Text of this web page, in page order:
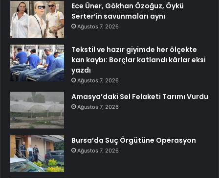
Ece Üner, Gökhan Özoğuz, Öykü
Serter’in savunmaları aynı
Ağustos 7, 2026
Tekstil ve hazır giyimde her ölçekte
kan kaybı: Borçlar katlandı kârlar eksi
yazdı
Ağustos 7, 2026
Amasya’daki Sel Felaketi Tarımı Vurdu
Ağustos 7, 2026
Bursa’da Suç Örgütüne Operasyon
Ağustos 7, 2026